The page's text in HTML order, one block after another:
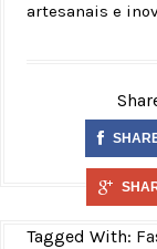
artesanais e
Tagged With: